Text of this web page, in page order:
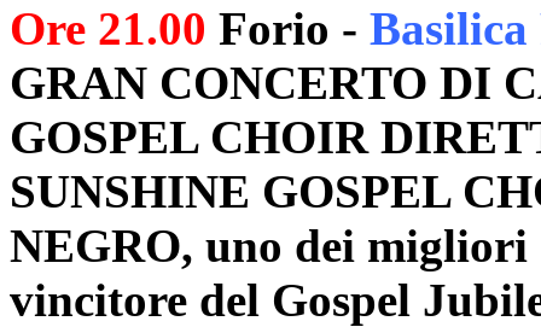
Ore 21.00 Forio -
GRAN CONCERTO DI
GOSPEL CHOIR
SUNSHINE GOSPEL
NEGRO, uno dei
vincitore del Gospel